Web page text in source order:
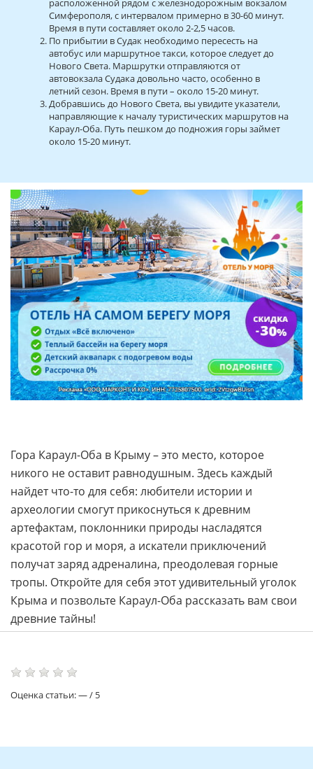
расположенной рядом с железнодорожным вокзалом
Симферополя, с интервалом примерно в 30-60 минут.
Время в пути составляет около 2-2,5 часов.
По прибытии в Судак необходимо пересесть на
автобус или маршрутное такси, которое следует до
Нового Света. Маршрутки отправляются от
автовокзала Судака довольно часто, особенно в
летний сезон. Время в пути – около 15-20 минут.
Добравшись до Нового Света, вы увидите указатели,
направляющие к началу туристических маршрутов на
Караул-Оба. Путь пешком до подножия горы займет
около 15-20 минут.
Гора Караул-Оба в Крыму – это место, которое
никого не оставит равнодушным. Здесь каждый
найдет что-то для себя: любители истории и
археологии смогут прикоснуться к древним
артефактам, поклонники природы насладятся
красотой гор и моря, а искатели приключений
получат заряд адреналина, преодолевая горные
тропы. Откройте для себя этот удивительный уголок
Крыма и позвольте Караул-Оба рассказать вам свои
древние тайны!
Оценка статьи:—/ 5